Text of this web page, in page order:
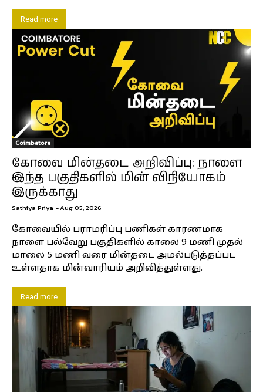
Read more
Coimbatore
கோவை மின்தடை அறிவிப்பு: நாளை
இந்த பகுதிகளில் மின் விநியோகம்
இருக்காது
Sathiya Priya -Aug 05, 2026
கோவையில் பராமரிப்பு பணிகள் காரணமாக
நாளை பல்வேறு பகுதிகளில் காலை 9 மணி முதல்
மாலை 5 மணி வரை மின்தடை அமல்படுத்தப்பட
உள்ளதாக மின்வாரியம் அறிவித்துள்ளது.
Read more